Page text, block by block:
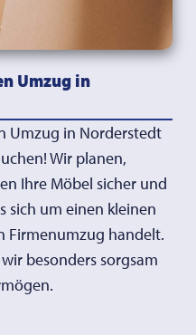
Umzug in
Umzug in Norderstedt
Wir planen,
Ihre Möbel sicher und
sich um einen kleinen
Firmenumzug handelt.
besonders sorgsam